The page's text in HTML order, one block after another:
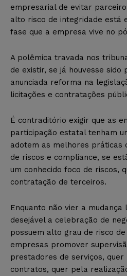
empresarial de evitar
alto risco de integridade está
fase que a empresa vive no
A polêmica travada nos
de existir, se já houvesse sido
anunciada reforma na
licitações e contratações
É contraditório exigir que as
participação estatal tenham
adotem as melhores práticas
de riscos e compliance, se
um conhecido foco de riscos,
contratação de terceiros.
Enquanto não vier a mudança
desejável a celebração de
possuem alto grau de risco
empresas promover
prestadores de serviços, quer
contratos, quer pela